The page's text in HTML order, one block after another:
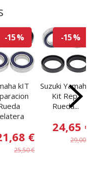
-15 %
kIT
€
25,50 €
-15 %
Suzuki Yamaha
Kit Rep.
Rueda...
24,65 €
29,00 €